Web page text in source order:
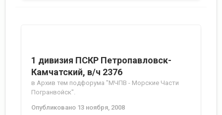
1 дивизия ПСКР Петропавловск-
Камчатский, в/ч 2376
в Архив тем подфорума "МЧПВ - Морские Части
Погранвойск".
Опубликовано 13 ноября, 2008